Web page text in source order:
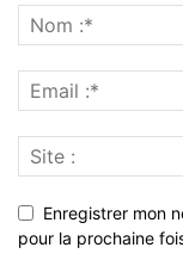
Enregistrer mon
pour la prochaine